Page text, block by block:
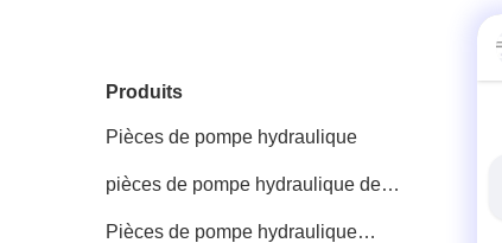
Produits
Pièces de pompe hydraulique
pièces de pompe hydraulique de
Pièces de pompe hydraulique